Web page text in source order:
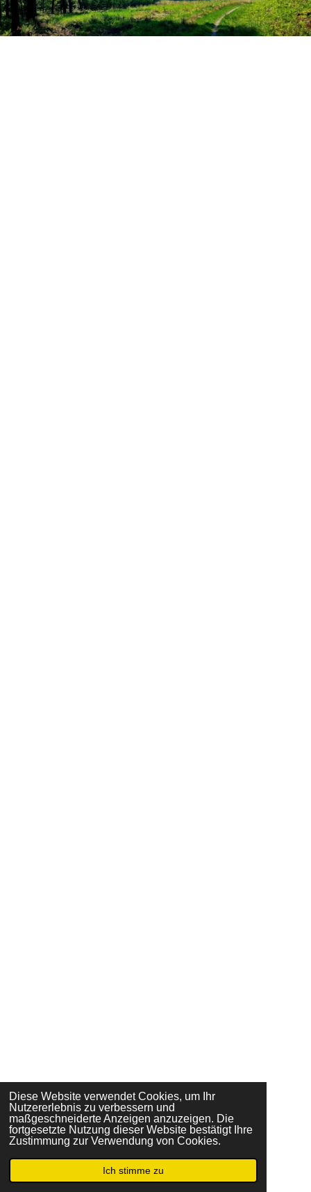
Diese Website verwendet Cookies, um Ihr
Nutzererlebnis zu verbessern und
maßgeschneiderte Anzeigen anzuzeigen. Die
fortgesetzte Nutzung dieser Website bestätigt Ihre
Zustimmung zur Verwendung von Cookies.
Ich stimme zu